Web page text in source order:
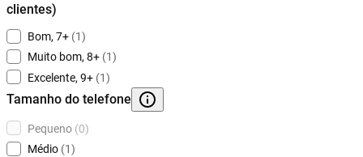
clientes)
Bom, 7+ (1)
Muito bom, 8+ (1)
Excelente, 9+ (1)
Tamanho do telefone
Pequeno (0)
Médio (1)